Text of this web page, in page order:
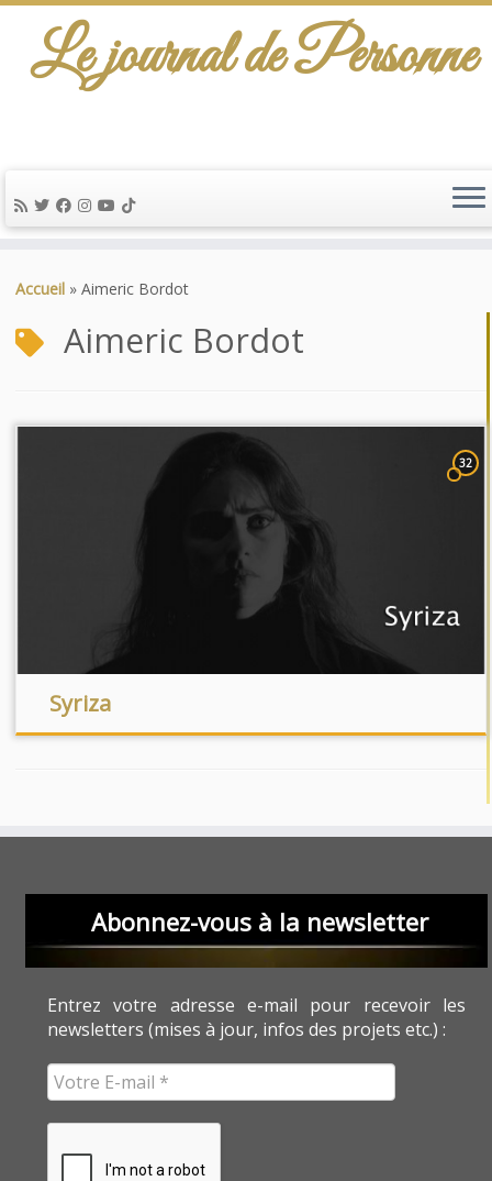
au
Le journal de Personne
Accueil » Aimeric Bordot
Aimeric Bordot
32
Syriza
Abonnez-vous à la newsletter
Entrez votre adresse e-mail pour recevoir les
newsletters (mises à jour, infos des projets etc.) :